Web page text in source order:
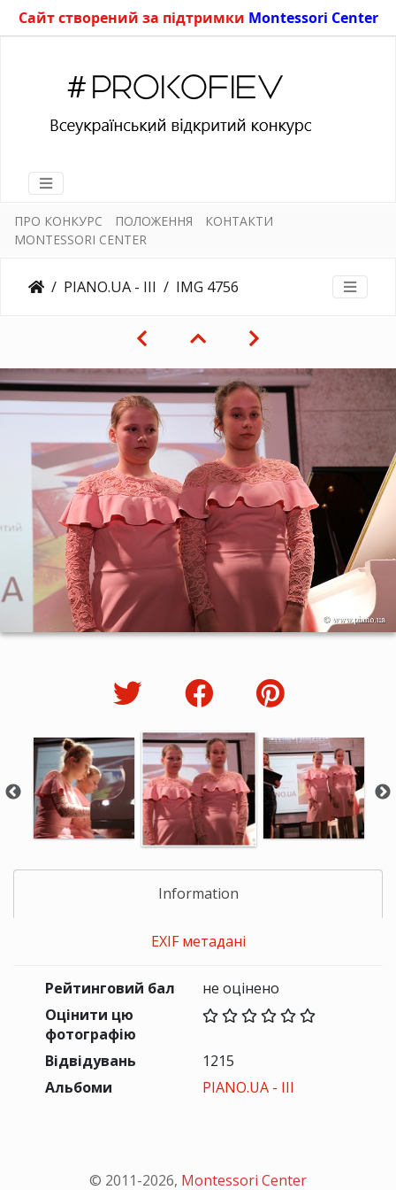
Сайт створений за підтримки Montessori Center
ПРО КОНКУРС ПОЛОЖЕННЯ
КОНТАКТИ
MONTESSORI CENTER
PIANO.UA - III IMG 4756
Information
EXIF метадані
Рейтинговий бал
не оцінено
Оцінити цю
фотографію
Відвідувань
1215
Альбоми
PIANO.UA - III
© 2011-2026, Montessori Center